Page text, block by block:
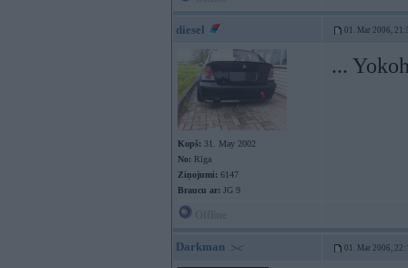
diesel 01. Mar 2006,
Kopš: 31. May 2002
No: Rīga
Ziņojumi: 6147
Braucu ar: JG 9
...
Darkman 01. Mar 2006,